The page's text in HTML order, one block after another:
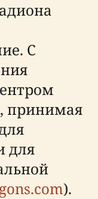
С
принимая
для
).